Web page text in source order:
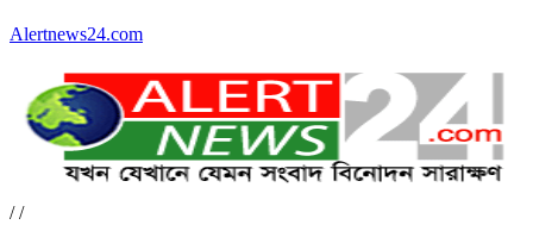
Alertnews24.com
//